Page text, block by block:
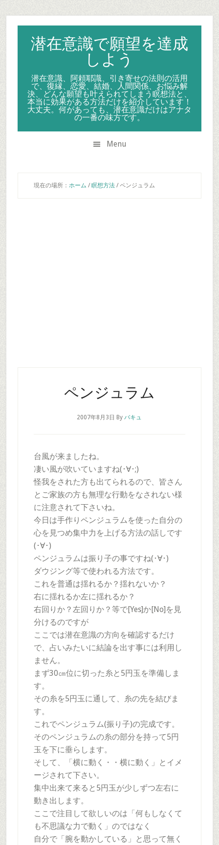
Skip
to
secondary
menu
Skip
to
main
content
Skip
to
primary
sidebar
潜在意識で願望を達成
しよう
潜在意識、阿頼耶識、引き寄せの法則の活用
で、復縁、恋愛、結婚、人間関係、お悩み解
決、どんな願望も叶えられてしまう瞑想法と、
本当に効果がある方法だけを紹介しています！
大丈夫。何があっても、潜在意識だけはアナタ
の一番の味方です。
Menu
現在の場所： ホーム / 瞑想方法 /ペンジュラム
ペンジュラム
2007年8月3日 Byバキュ
台風が来ましたね。
凄い風が吹いていますね(･∀･;)
怪我をされた方も出てられるので、皆さん
とご家族の方も無理な行動をなされない様
に注意されて下さいね。
今日は手作りペンジュラムを使った自分の
心を見つめ集中力を上げる方法の話しです
(･∀･)
ペンジュラムは振り子の事ですね(･∀･)
ダウジング等で使われる方法です。
これを普通は揺れるか？揺れないか？
右に揺れるか左に揺れるか？
右回りか？左回りか？等で[Yes]か[No]を見
分けるのですが
ここでは潜在意識の方向を確認するだけ
で、占いみたいに結論を出す事には利用し
ません。
まず30㎝位に切った糸と5円玉を準備しま
す。
その糸を5円玉に通して、糸の先を結びま
す。
これでペンジュラム(振り子)の完成です。
そのペンジュラムの糸の部分を持って5円
玉を下に垂らします。
そして、「横に動く・・横に動く」とイメ
ージされて下さい。
集中出来て来ると5円玉が少しずつ左右に
動き出します。
ここで注目して欲しいのは「何もしなくて
も不思議な力で動く」のではなく
自分で「腕を動かしている」と思って無く